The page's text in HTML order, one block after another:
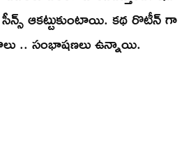
సీన్స్ ఆకట్టుకుంటాయి. కథ రొటీన్ గా
.. సంభాషణలు ఉన్నాయి.